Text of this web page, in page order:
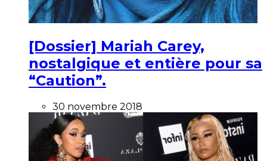
[Dossier] Mariah Carey,
nostalgique et entière pour sa
“Caution”.
30 novembre 2018